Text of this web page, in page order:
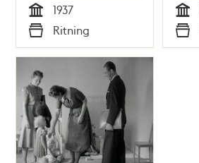
Tid
1937
Typ
Ritning Tid
Typ